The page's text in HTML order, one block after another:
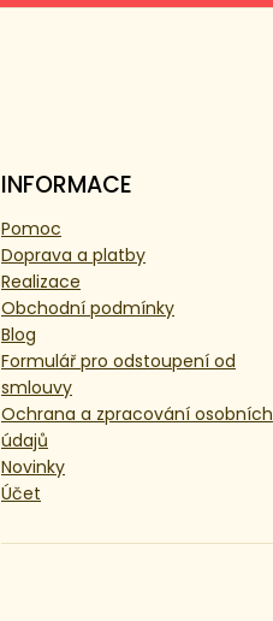
INFORMACE
Pomoc
Doprava a platby
Realizace
Obchodní podmínky
Blog
Formulář pro odstoupení od
smlouvy
Ochrana a zpracování osobních
údajů
Novinky
Účet